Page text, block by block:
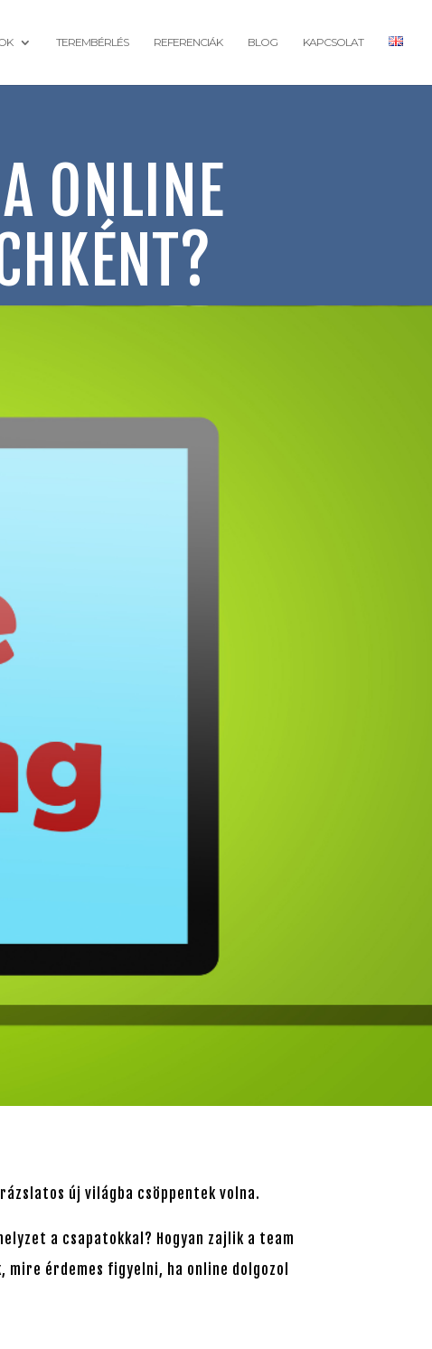
TEREMBÉRLÉS REFERENCIÁK BLOG KAPCSOLAT
ONLINE
új világba csöppentek volna.
a csapatokkal? Hogyan zajlik a team
mire érdemes figyelni, ha online dolgozol